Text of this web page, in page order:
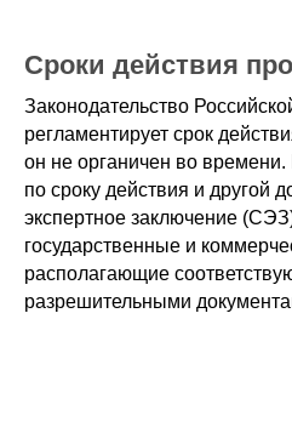
Сроки действия
Законодательство
регламентирует срок
он не органичен во
по сроку действия и другой
экспертное заключение
государственные и
располагающие
разрешительными